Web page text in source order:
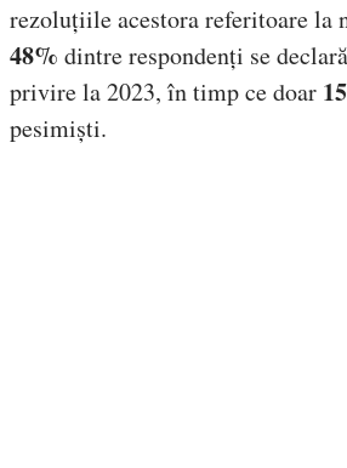
rezoluțiile acestora referitoare la
48% dintre respondenți se declară
privire la 2023, în timp ce doar
pesimiști.